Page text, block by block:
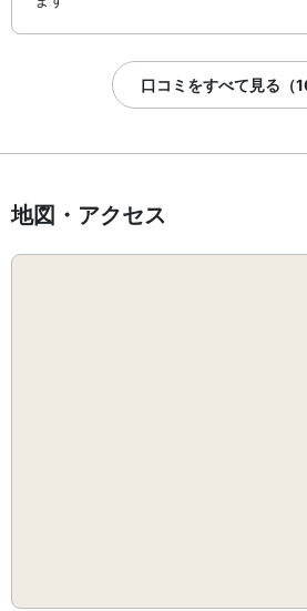
口コミをすべて見る（
地図・アクセス